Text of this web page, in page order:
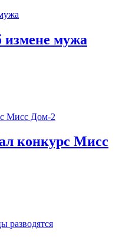
измене мужа
конкурс Мисс